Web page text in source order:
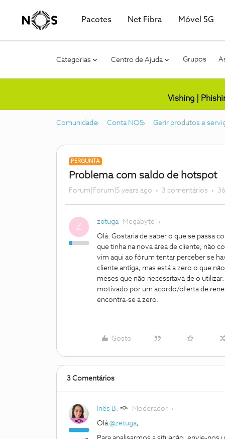
Pacotes Net Fibra Móvel 5G
Categorias Centro de Ajuda Grupos
Vishing |
Comunidade Conta NOS Gerir produtos e
PERGUNTA
Problema com saldo de hotspot
Forum|Forum|5 years ago 3 comentários
Z zetuga Megabyte
Olá. Gostaria de saber o que se passa
que tinha na nova área de cliente, não
vim aqui ao fórum tentar perceber se
cliente antiga, mas está a zero o que
meses que não necessitava de o
motivado por um acordo/oferta de
encontra-se a zero.
Gosto
3 Comentários
Inês B. Moderador
Olá@zetuga,